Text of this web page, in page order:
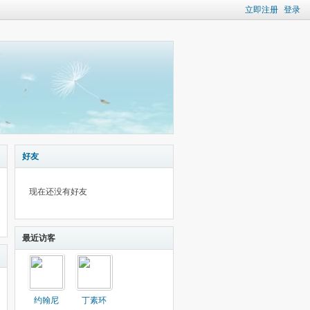
立即注册 登录
好友
现在还没有好友
最近访客
约翰尼
丁素环